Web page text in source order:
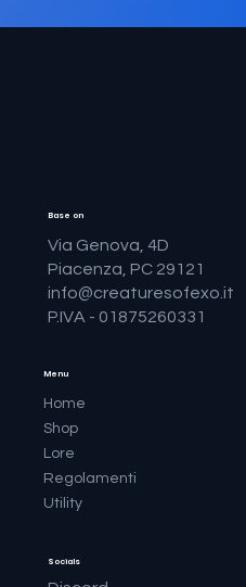
Via Genova, 4D
Piacenza, PC 29121
info@creaturesofexo.it
P.IVA - 01875260331
Base on
Menu
Home
Shop
Lore
Regolamenti
Utility
Socials